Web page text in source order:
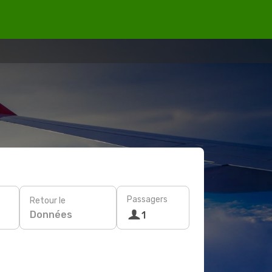
Retour le
Données
Passagers
1